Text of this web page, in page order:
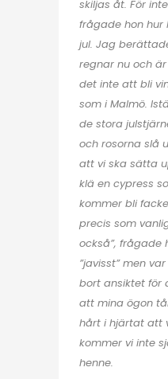
skiljas åt. För
frågade hon
jul. Jag
regnar nu och
det inte att bli
som i Malmö.
de stora
och rosorna slå
att vi ska sätta
klä en cypress
kommer bli
precis som
också”, frågade
”javisst” men
bort ansiktet för
att mina ögon
hårt i hjärtat att
kommer vi inte
henne.